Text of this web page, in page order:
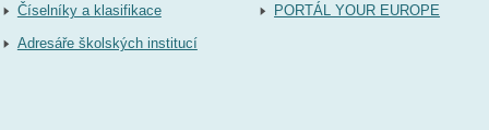
Číselníky a klasifikace
Adresáře školských institucí
PORTÁL YOUR EUROPE